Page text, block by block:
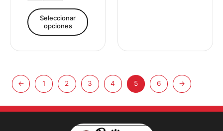
Seleccionar
opciones
← 1 2 3 4 5 6 →